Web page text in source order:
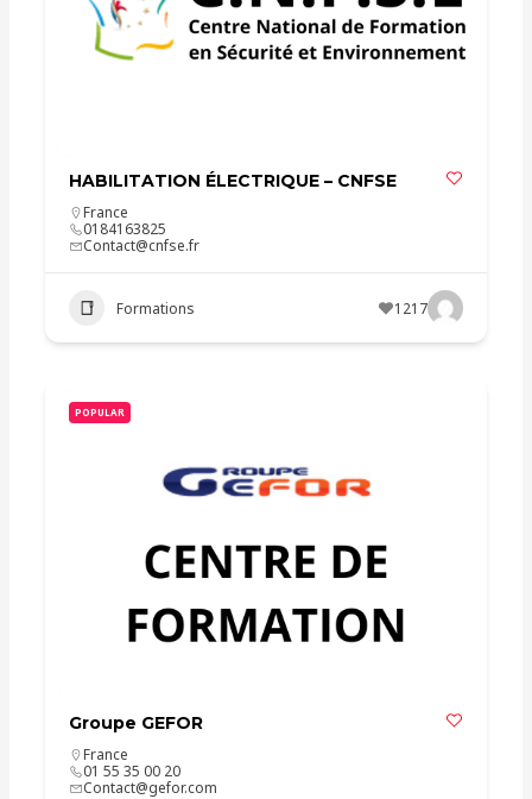
HABILITATION ÉLECTRIQUE – CNFSE
France
0184163825
Contact@cnfse.fr
Formations 1217
POPULAR
Groupe GEFOR
France
01 55 35 00 20
Contact@gefor.com